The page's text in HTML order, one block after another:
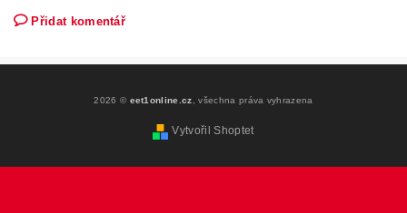
Přidat komentář
2026 © eet1online.cz , všechna práva vyhrazena
Vytvořil Shoptet